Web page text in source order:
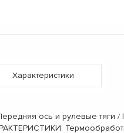
Характеристики
ось и рулевые тяги /